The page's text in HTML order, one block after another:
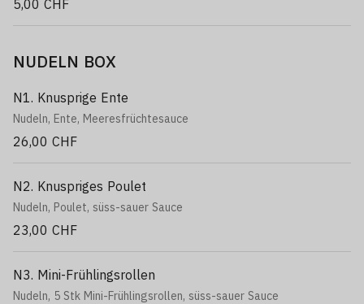
5,00 CHF
NUDELN BOX
N1. Knusprige Ente
Nudeln, Ente, Meeresfrüchtesauce
26,00 CHF
N2. Knuspriges Poulet
Nudeln, Poulet, süss-sauer Sauce
23,00 CHF
N3. Mini-Frühlingsrollen
Nudeln, 5 Stk Mini-Frühlingsrollen, süss-sauer Sauce